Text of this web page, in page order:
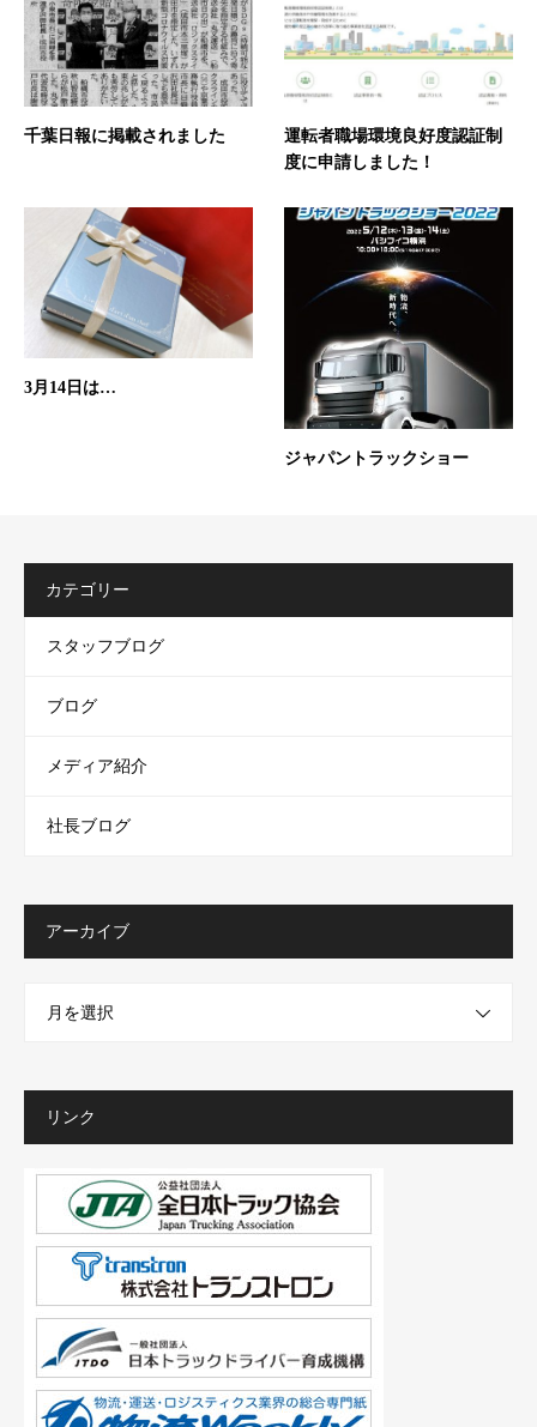
千葉日報に掲載されました
運転者職場環境良好度認証制
度に申請しました！
3月14日は…
ジャパントラックショー
カテゴリー
スタッフブログ
ブログ
メディア紹介
社長ブログ
アーカイブ
月を選択
リンク